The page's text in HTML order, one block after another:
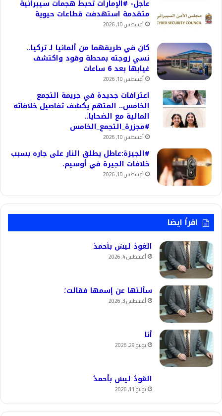
عاجل- #الإمارات تحبط هجمات سيبرانية
متقدمة استهدفت قطاعات حيوية
أغسطس 10, 2026
كان في طريقهما من ألمانيا لـ تركيا..
نسي زوجته بمحطة وقود واكتشف
غيابها بعد 6 ساعات
أغسطس 10, 2026
اعترافات جديدة في جريمة التجمع
الخامس.. المتهم يكشف تفاصيل خلافاته
المالية مع الضحايا..
#مجزرة_التجمع_الخامس
أغسطس 10, 2026
#الجيزة:عاطل يطلق النار على جاره بسبب
خلافات الجيرة في أوسيم.
أغسطس 10, 2026
اقرأ ايضا
العَودُ ليسَ بأحمدُ
أغسطس 4, 2026
سألتها عن إسمها فقالت؛
أغسطس 3, 2026
أنا
يوليو 29, 2026
العَودُ ليسَ بأحمدُ
يوليو 11, 2026